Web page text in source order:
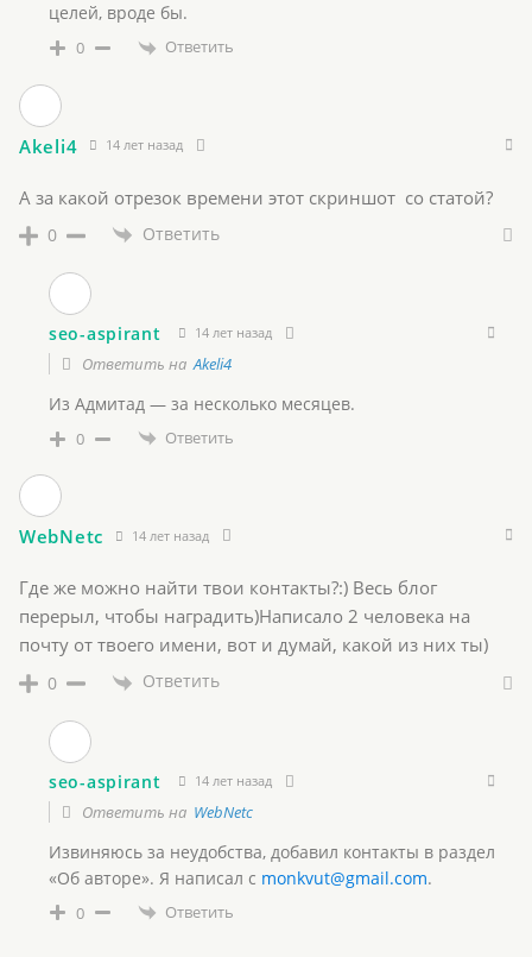
целей, вроде бы.
0 Ответить
Akeli4 14 лет назад
А за какой отрезок времени этот скриншот со статой?
0 Ответить
seo-aspirant 14 лет назад
Ответить наAkeli4
Из Адмитад — за несколько месяцев.
0 Ответить
WebNetc 14 лет назад
Где же можно найти твои контакты?:) Весь блог
перерыл, чтобы наградить)Написало 2 человека на
почту от твоего имени, вот и думай, какой из них ты)
0 Ответить
seo-aspirant 14 лет назад
Ответить на WebNetc
Извиняюсь за неудобства, добавил контакты в раздел
«Об авторе». Я написал с monkvut@gmail.com.
0 Ответить